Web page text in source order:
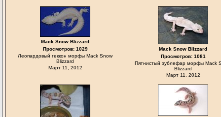
Mack Snow Blizzard
Просмотров: 1029
Леопардовый геккон морфы Mack Snow
Blizzard
Март 11, 2012
Mack Snow Blizzard
Просмотров: 1081
Пятнистый эублефар морфы Mack
Blizzard
Март 11, 2012